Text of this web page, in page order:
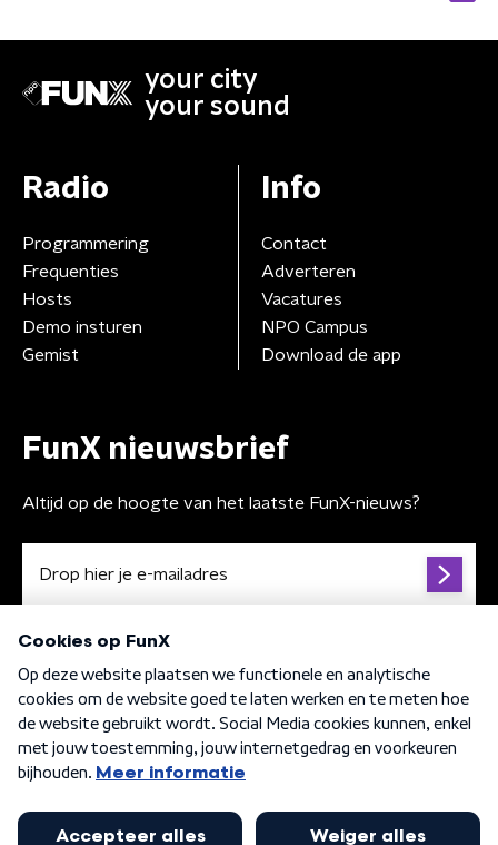
your city
your sound
Radio
Programmering
Frequenties
Hosts
Demo insturen
Gemist
Info
Contact
Adverteren
Vacatures
NPO Campus
Download de app
FunX nieuwsbrief
Altijd op de hoogte van het laatste FunX-nieuws?
Algemene voorwaarden Privacybeleid